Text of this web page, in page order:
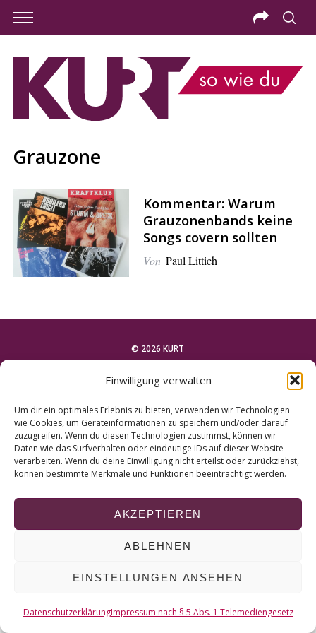
Einwilligung verwalten
Um dir ein optimales Erlebnis zu bieten, verwenden wir Technologien
wie Cookies, um Geräteinformationen zu speichern und/oder darauf
zuzugreifen. Wenn du diesen Technologien zustimmst, können wir
Daten wie das Surfverhalten oder eindeutige IDs auf dieser Website
verarbeiten. Wenn du deine Einwilligung nicht erteilst oder zurückziehst,
können bestimmte Merkmale und Funktionen beeinträchtigt werden.
AKZEPTIEREN
ABLEHNEN
EINSTELLUNGEN ANSEHEN
DatenschutzerklärungImpressum nach § 5 Abs. 1 Telemediengesetz
Grauzone
Kommentar: Warum
Grauzonenbands keine
Songs covern sollten
Von Paul Littich
© 2026 KURT
NACH OBEN
S
r